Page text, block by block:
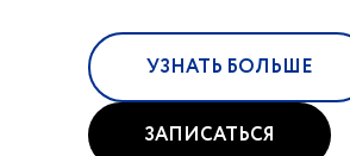
УЗНАТЬ БОЛЬШЕ
ЗАПИСАТЬСЯ